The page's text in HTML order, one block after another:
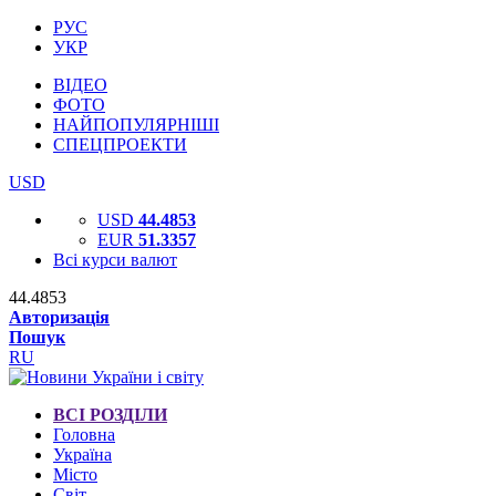
РУС
УКР
ВІДЕО
ФОТО
НАЙПОПУЛЯРНІШІ
СПЕЦПРОЕКТИ
USD
USD 44.4853
EUR 51.3357
Всі курси валют
44.4853
Авторизація
Пошук
RU
ВСІ РОЗДІЛИ
Головна
Україна
Місто